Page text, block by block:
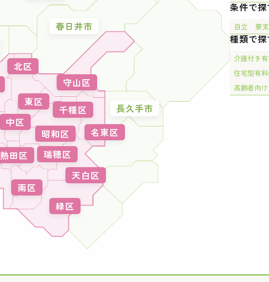
春日井市
長久手市
北区
守山区
東区
千種区
中区
昭和区
名東区
熱田区
瑞穂区
南区
天白区
緑区
条件で
自立 要
種類で
介護付き
住宅型有
高齢者向